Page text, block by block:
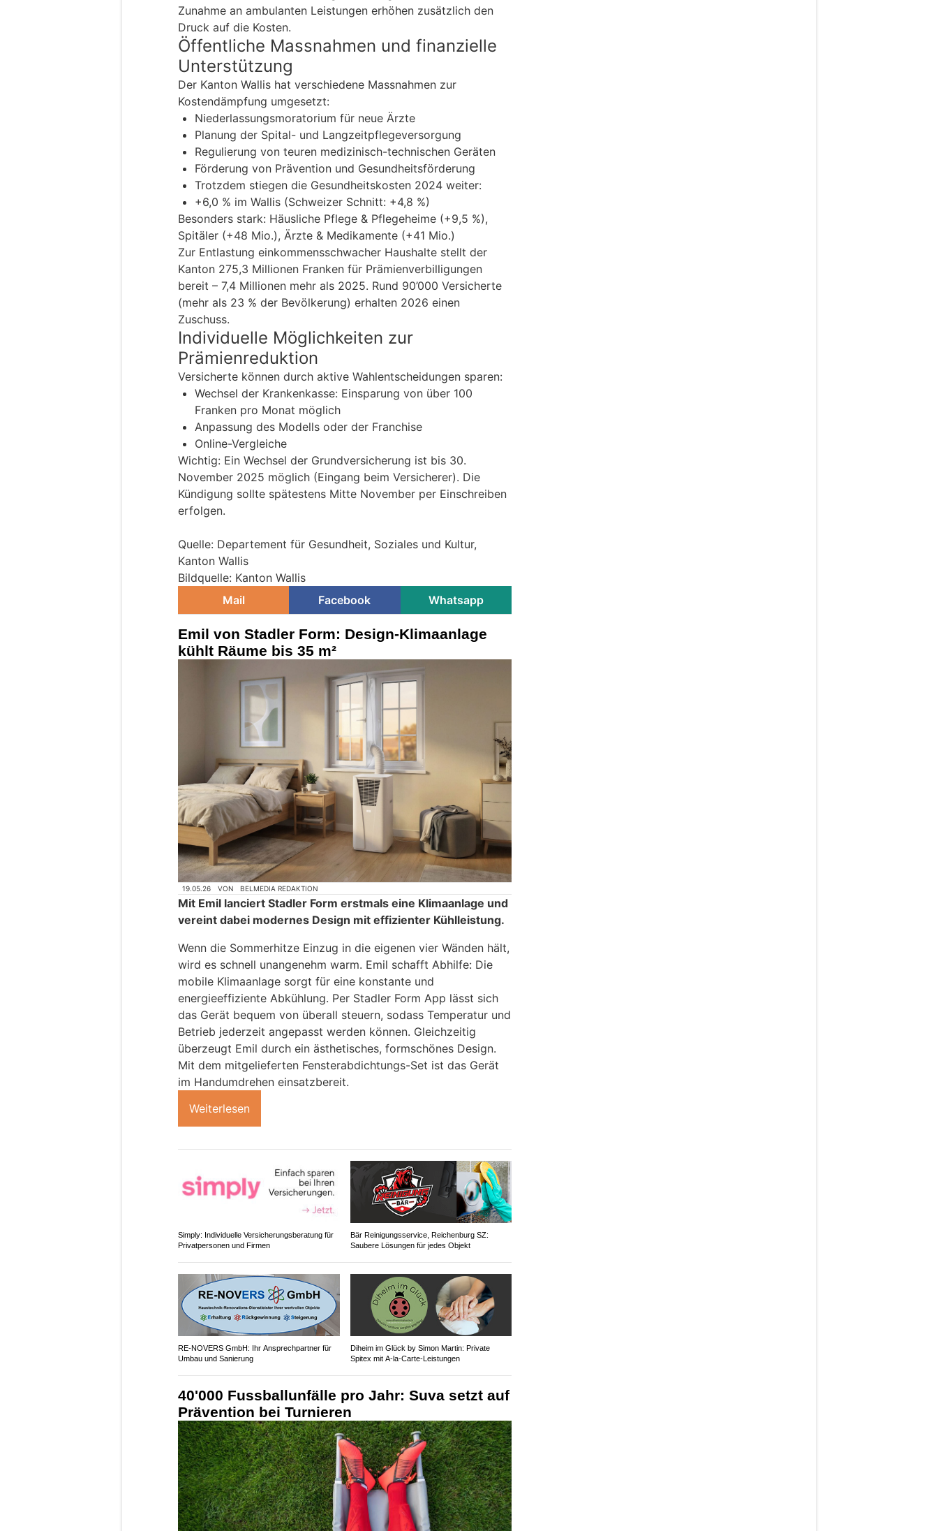
Zunahme an ambulanten Leistungen erhöhen zusätzlich den
Druck auf die Kosten.
Öffentliche Massnahmen und finanzielle
Unterstützung
Der Kanton Wallis hat verschiedene Massnahmen zur
Kostendämpfung umgesetzt:
Niederlassungsmoratorium für neue Ärzte
Planung der Spital- und Langzeitpflegeversorgung
Regulierung von teuren medizinisch-technischen Geräten
Förderung von Prävention und Gesundheitsförderung
Trotzdem stiegen die Gesundheitskosten 2024 weiter:
+6,0 % im Wallis (Schweizer Schnitt: +4,8 %)
Besonders stark: Häusliche Pflege & Pflegeheime (+9,5 %),
Spitäler (+48 Mio.), Ärzte & Medikamente (+41 Mio.)
Zur Entlastung einkommensschwacher Haushalte stellt der
Kanton 275,3 Millionen Franken für Prämienverbilligungen
bereit – 7,4 Millionen mehr als 2025. Rund 90’000 Versicherte
(mehr als 23 % der Bevölkerung) erhalten 2026 einen
Zuschuss.
Individuelle Möglichkeiten zur
Prämienreduktion
Versicherte können durch aktive Wahlentscheidungen sparen:
Wechsel der Krankenkasse: Einsparung von über 100
Franken pro Monat möglich
Anpassung des Modells oder der Franchise
Online-Vergleiche
Wichtig: Ein Wechsel der Grundversicherung ist bis 30.
November 2025 möglich (Eingang beim Versicherer). Die
Kündigung sollte spätestens Mitte November per Einschreiben
erfolgen.
Quelle: Departement für Gesundheit, Soziales und Kultur,
Kanton Wallis
Bildquelle: Kanton Wallis
Mail
Facebook Whatsapp
Emil von Stadler Form: Design-Klimaanlage
kühlt Räume bis 35 m²
19.05.26 VON BELMEDIA REDAKTION
Mit Emil lanciert Stadler Form erstmals eine Klimaanlage und
vereint dabei modernes Design mit effizienter Kühlleistung.
Wenn die Sommerhitze Einzug in die eigenen vier Wänden hält,
wird es schnell unangenehm warm. Emil schafft Abhilfe: Die
mobile Klimaanlage sorgt für eine konstante und
energieeffiziente Abkühlung. Per Stadler Form App lässt sich
das Gerät bequem von überall steuern, sodass Temperatur und
Betrieb jederzeit angepasst werden können. Gleichzeitig
überzeugt Emil durch ein ästhetisches, formschönes Design.
Mit dem mitgelieferten Fensterabdichtungs-Set ist das Gerät
im Handumdrehen einsatzbereit.
Weiterlesen
Simply: Individuelle Versicherungsberatung für
Privatpersonen und Firmen
Bär Reinigungsservice, Reichenburg SZ:
Saubere Lösungen für jedes Objekt
RE-NOVERS GmbH: Ihr Ansprechpartner für
Umbau und Sanierung
Diheim im Glück by Simon Martin: Private
Spitex mit A-la-Carte-Leistungen
40'000 Fussballunfälle pro Jahr: Suva setzt auf
Prävention bei Turnieren